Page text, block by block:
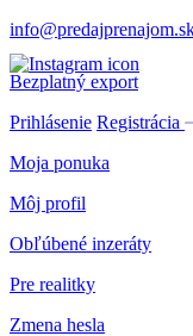
Bezplatný export
Prihlásenie Registrácia
Moja ponuka
Môj profil
Obľúbené inzeráty
Pre realitky
Zmena hesla